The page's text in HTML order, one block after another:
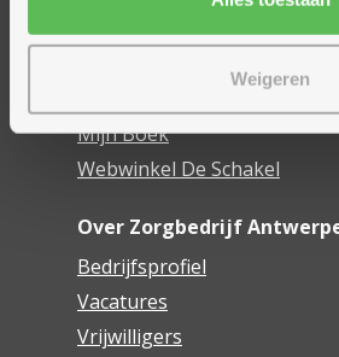
Weigeren
Mijn Zorgbedrijf
Onze innovaties
Mijn Boek
Webwinkel De Schakel
Over Zorgbedrijf
Bedrijfsprofiel
Vacatures
Vrijwilligers